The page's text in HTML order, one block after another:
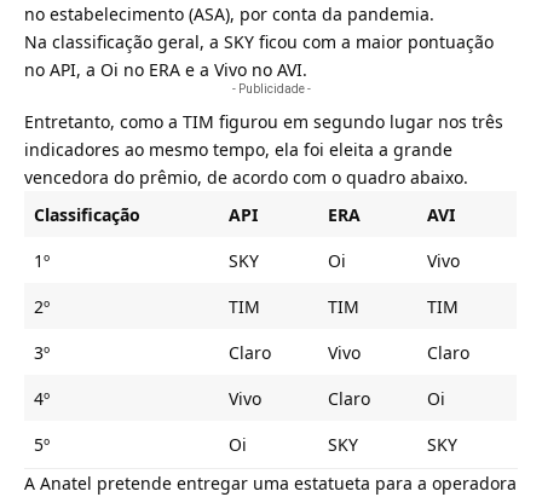
no estabelecimento (ASA), por conta da pandemia.
Na classificação geral, a SKY ficou com a maior pontuação
no API, a Oi no ERA e a Vivo no AVI.
- Publicidade -
Entretanto, como a TIM figurou em segundo lugar nos três
indicadores ao mesmo tempo, ela foi eleita a grande
vencedora do prêmio, de acordo com o quadro abaixo.
Classificação
API ERA
AVI
1º
SKY Oi
Vivo
2º
TIM TIM
TIM
3º
Claro Vivo
Claro
4º
Vivo Claro
Oi
5º
Oi SKY
SKY
A Anatel pretende entregar uma estatueta para a operadora